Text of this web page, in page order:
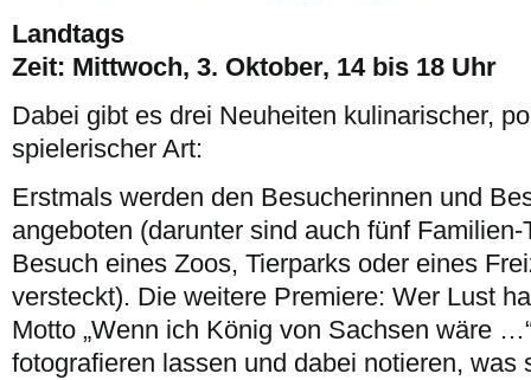
Landtags
Zeit: Mittwoch, 3. Oktober, 14 bis 18 Uhr
Dabei gibt es drei Neuheiten kulinarischer,
spielerischer Art:
Erstmals werden den Besucherinnen und
angeboten (darunter sind auch fünf
Besuch eines Zoos, Tierparks oder eines
versteckt). Die weitere Premiere: Wer Lust
Motto „Wenn ich König von Sachsen wäre
fotografieren lassen und dabei notieren, was